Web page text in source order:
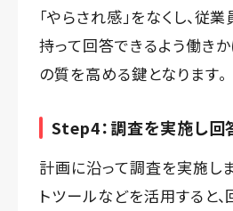
「やらされ感」をなくし、従
持って回答できるよう働き
の質を高める鍵となります。
Step4：調査を実施し回
計画に沿って調査を実施し
トツールなどを活用すると